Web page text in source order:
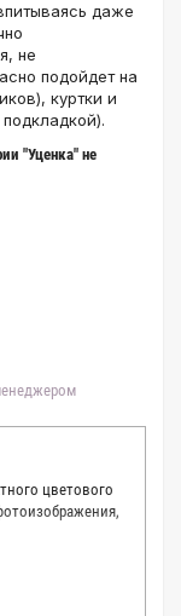
даже
не
подойдет на
куртки и
"Уценка" не
цветового
цвет каждой